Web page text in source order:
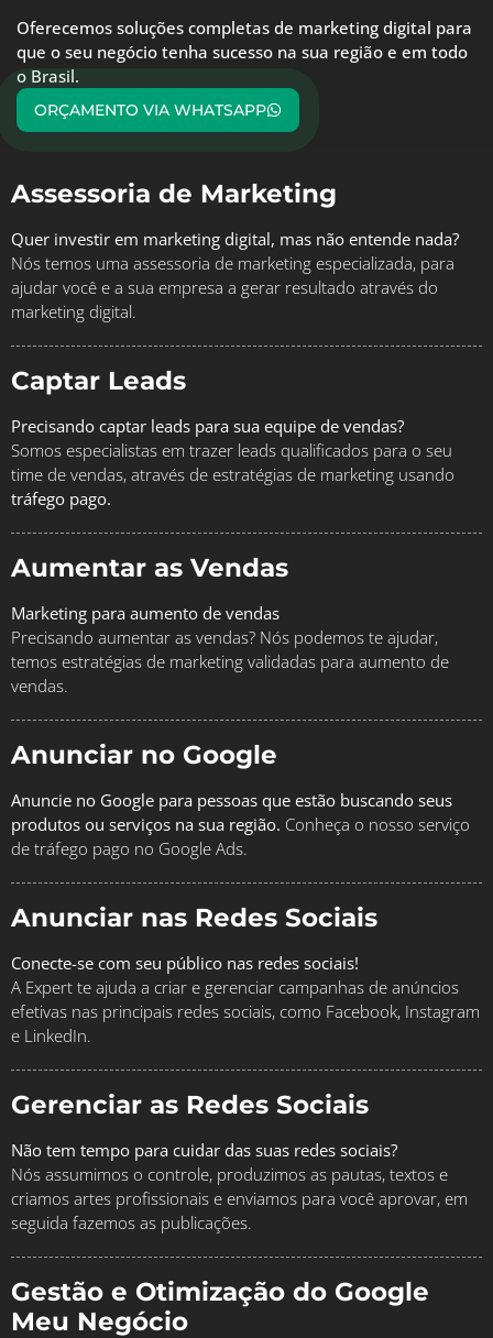
Oferecemos soluções completas de marketing digital para
que o seu negócio tenha sucesso na sua região e em todo
o Brasil.
ORÇAMENTO VIA WHATSAPP
Assessoria de Marketing
Quer investir em marketing digital, mas não entende nada?
Nós temos uma assessoria de marketing especializada, para
ajudar você e a sua empresa a gerar resultado através do
marketing digital.
Captar Leads
Precisando captar leads para sua equipe de vendas?
Somos especialistas em trazer leads qualificados para o seu
time de vendas, através de estratégias de marketing usando
tráfego pago.
Aumentar as Vendas
Marketing para aumento de vendas
Precisando aumentar as vendas? Nós podemos te ajudar,
temos estratégias de marketing validadas para aumento de
vendas.
Anunciar no Google
Anuncie no Google para pessoas que estão buscando seus
produtos ou serviços na sua região. Conheça o nosso serviço
de tráfego pago no Google Ads.
Anunciar nas Redes Sociais
Conecte-se com seu público nas redes sociais!
A Expert te ajuda a criar e gerenciar campanhas de anúncios
efetivas nas principais redes sociais, como Facebook, Instagram
e LinkedIn.
Gerenciar as Redes Sociais
Não tem tempo para cuidar das suas redes sociais?
Nós assumimos o controle, produzimos as pautas, textos e
criamos artes profissionais e enviamos para você aprovar, em
seguida fazemos as publicações.
Gestão e Otimização do Google
Meu Negócio